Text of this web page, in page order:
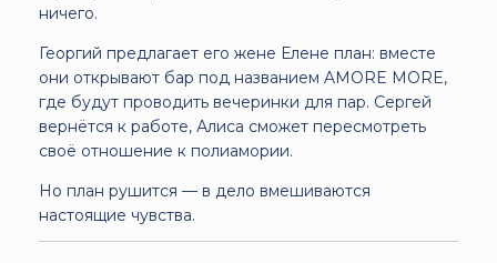
ничего.
Георгий предлагает его жене Елене план: вместе
они открывают бар под названием AMORE MORE,
где будут проводить вечеринки для пар. Сергей
вернётся к работе, Алиса сможет пересмотреть
своё отношение к полиамории.
Но план рушится — в дело вмешиваются
настоящие чувства.